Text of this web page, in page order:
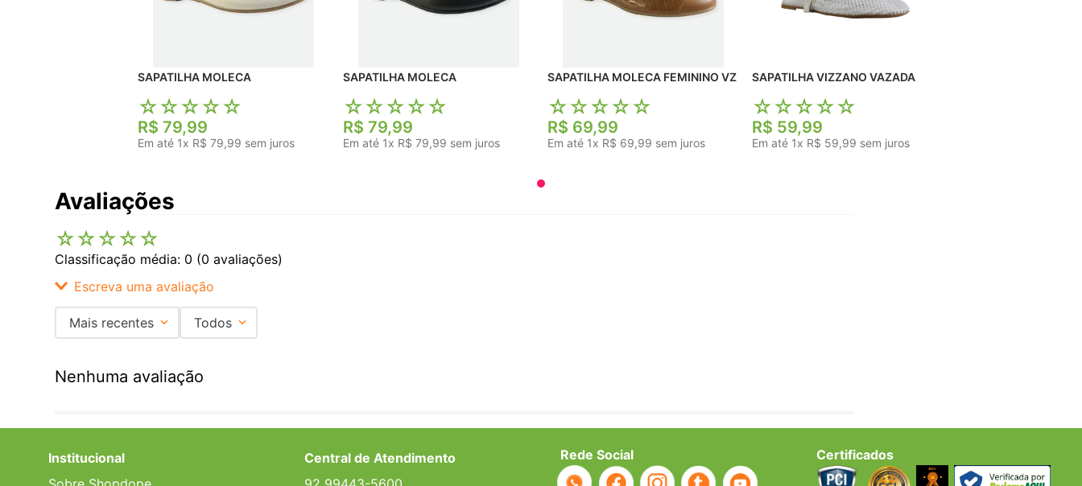
SAPATILHA MOLECA
☆☆☆☆☆
R$ 79,99
Em até 1x R$ 79,99 sem juros
SAPATILHA MOLECA
☆☆☆☆☆
R$ 79,99
Em até 1x R$ 79,99 sem juros
SAPATILHA MOLECA FEMININO VZ
☆☆☆☆☆
R$ 69,99
Em até 1x R$ 69,99 sem juros
SAPATILHA VIZZANO VAZADA
☆☆☆☆☆
R$ 59,99
Em até 1x R$ 59,99 sem juros
Avaliações
☆☆☆☆☆
Classificação média: 0 (0 avaliações)
Escreva uma avaliação
Título
Avalie o produto de 1 a 5 estrelas
★ ★
Mais recentes Todos
Nenhuma avaliação
Institucional
Central de Atendimento
Rede Social Certificados